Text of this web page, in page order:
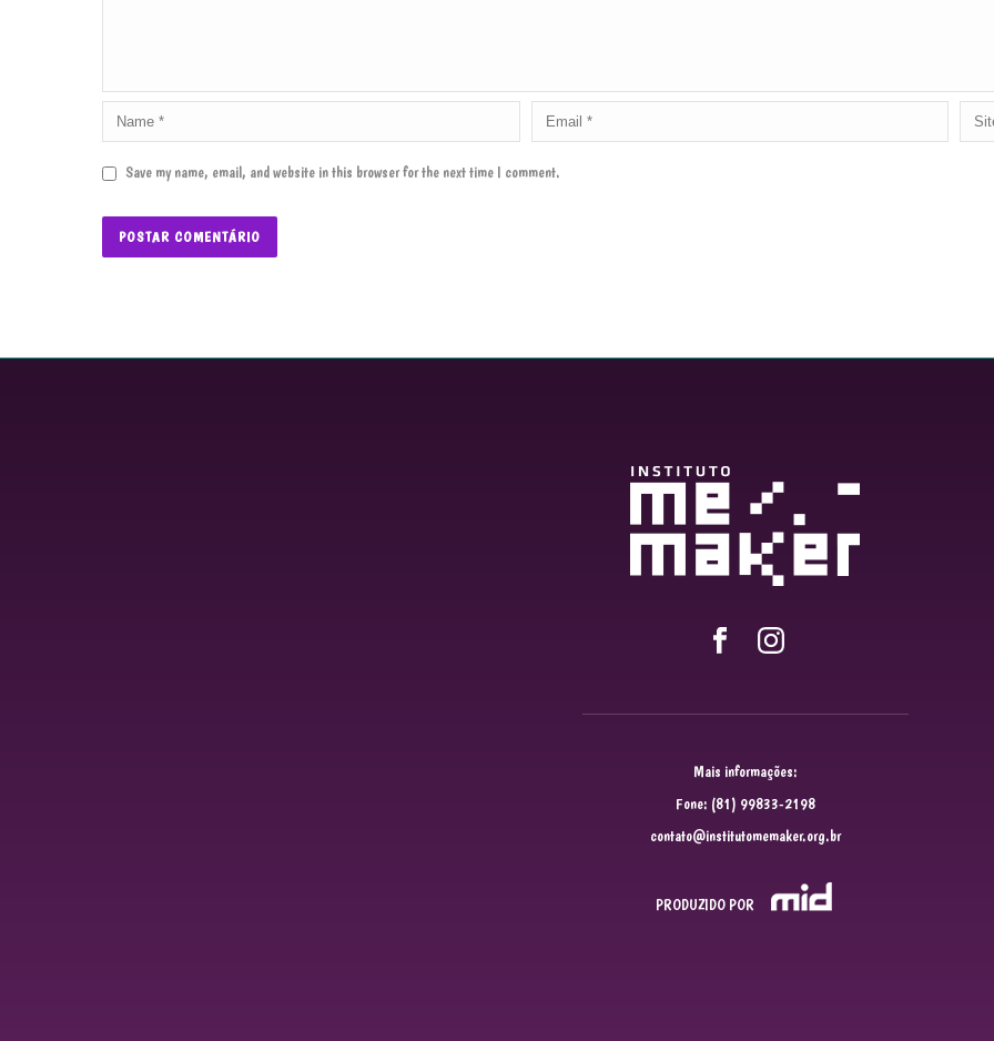
Save my name, email, and website in this browser for the next time I comment.
Mais informações:
Fone: (81) 99833-2198
contato@institutomemaker.org.br
PRODUZIDO POR